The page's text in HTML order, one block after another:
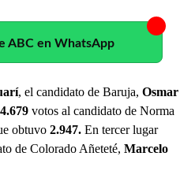
ABC en WhatsApp
, el candidato de Baruja, Osmar
4.679 votos al candidato de Norma
obtuvo 2.947. En tercer lugar
de Colorado Añeteté, Marcelo